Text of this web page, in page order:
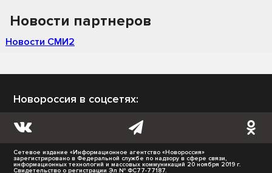
Новости партнеров
Новости СМИ2
Новороссия в соцсетях:
Сетевое издание «Информационное агентство «Новороссия»
зарегистрировано в Федеральной службе по надзору в сфере связи,
информационных технологий и массовых коммуникаций 20 ноября 2019 г.
Свидетельство о регистрации Эл № ФС77-77187.